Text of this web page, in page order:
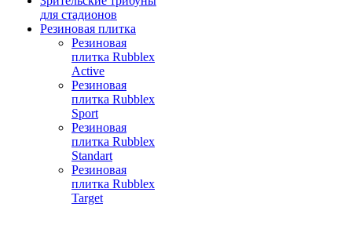
для стадионов
Резиновая плитка
Резиновая
плитка Rubblex
Active
Резиновая
плитка Rubblex
Sport
Резиновая
плитка Rubblex
Standart
Резиновая
плитка Rubblex
Target